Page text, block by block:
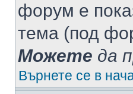
форум е
тема (под
Можете да
Върнете се в